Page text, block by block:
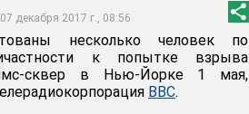
декабря 2017 г., 08:56
несколько человек по
к попытке взрыва
сквер в Нью-Йорке 1 мая,
ВВС.